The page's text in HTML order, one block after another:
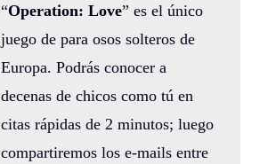
“Operation: Love” es el único
juego de para osos solteros de
Europa. Podrás conocer a
decenas de chicos como tú en
citas rápidas de 2 minutos; luego
compartiremos los e-mails entre